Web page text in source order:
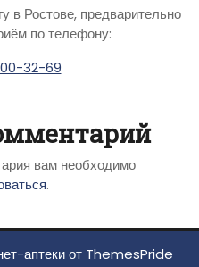
в Ростове, предварительно
по телефону:
32-69
вам необходимо
.
аптекиот ThemesPride